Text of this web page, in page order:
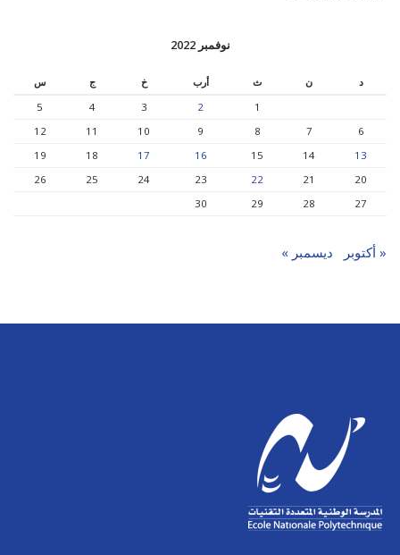
نوفمبر 2022
د ن ث أرب خ ج
س
1
2
3
4
5
6
7
8
9
10
11
12
13
14
15
16
17
18
19
20
21
22
23
24
25
26
27
28
29
30
« أكتوبر ديسمبر »